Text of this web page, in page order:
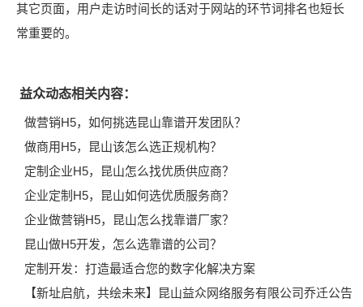
其它页面，用户走访时间长的话对于网站的环节词排名也短长
常重要的。
益众动态相关内容：
做营销H5，如何挑选昆山靠谱开发团队？
做商用H5，昆山该怎么选正规机构？
定制企业H5，昆山怎么找优质供应商？
企业定制H5，昆山如何选优质服务商？
企业做营销H5，昆山怎么找靠谱厂家？
昆山做H5开发，怎么选靠谱的公司？
定制开发：打造最适合您的数字化解决方案
【新址启航，共绘未来】昆山益众网络服务有限公司乔迁公告